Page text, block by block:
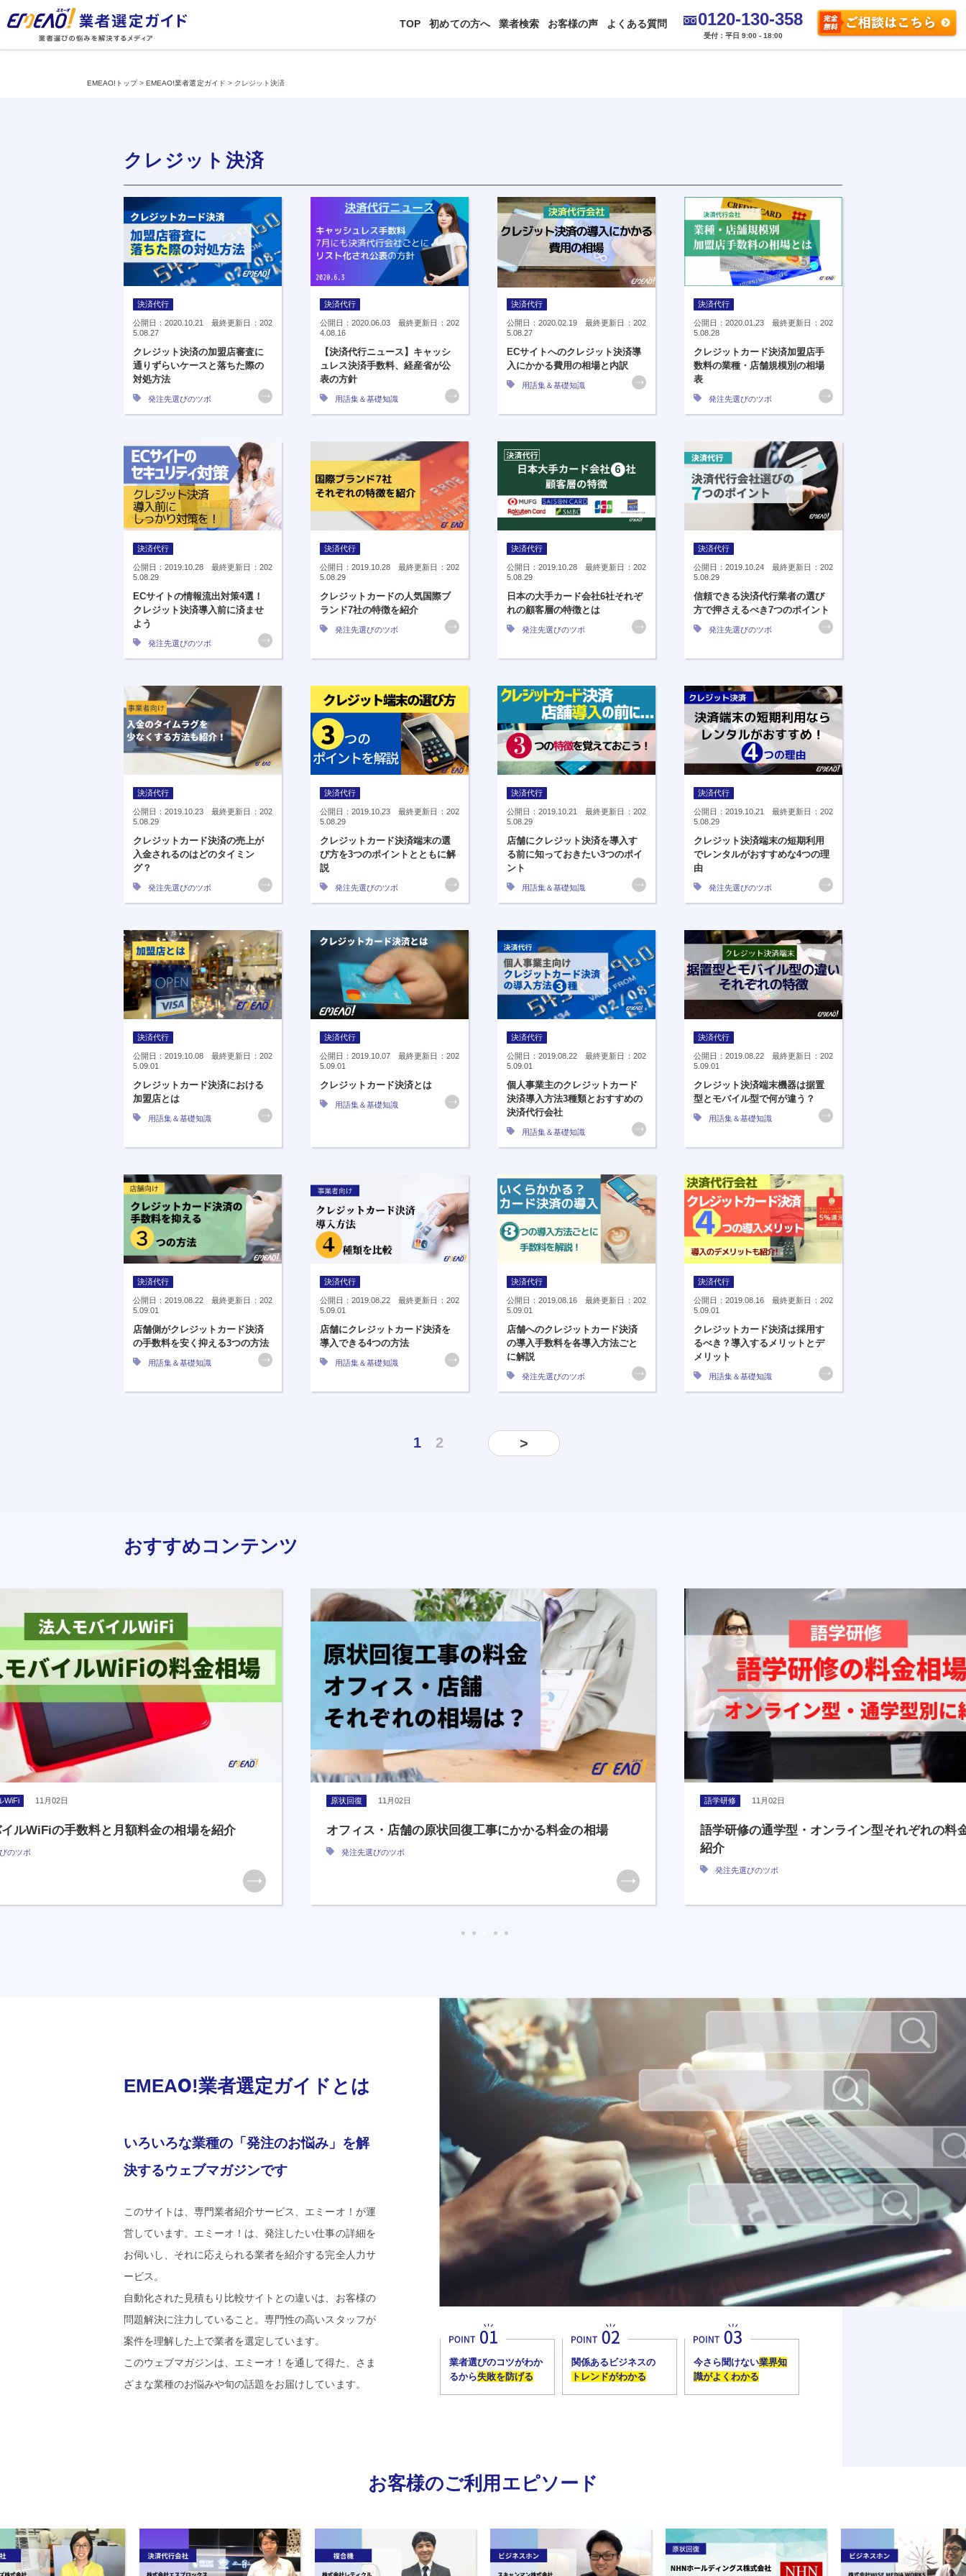
TOP 初めての方へ 業者検索 お客様の声 よくある質問 0120-130-358
受付：平日 9:00 - 18:00
EMEAO!トップ >EMEAO!業者選定ガイド > クレジット決済
クレジット決済
決済代行
公開日：2020.10.21 最終更新日：202
5.08.27
クレジット決済の加盟店審査に
通りずらいケースと落ちた際の
対処方法
発注先選びのツボ
決済代行
公開日：2020.06.03 最終更新日：202
4.08.16
【決済代行ニュース】キャッシ
ュレス決済手数料、経産省が公
表の方針
用語集＆基礎知識
決済代行
公開日：2020.02.19 最終更新日：202
5.08.27
ECサイトへのクレジット決済導
入にかかる費用の相場と内訳
用語集＆基礎知識
決済代行
公開日：2020.01.23 最終更新日：202
5.08.28
クレジットカード決済加盟店手
数料の業種・店舗規模別の相場
表
発注先選びのツボ
決済代行
公開日：2019.10.28 最終更新日：202
5.08.29
ECサイトの情報流出対策4選！
クレジット決済導入前に済ませ
よう
発注先選びのツボ
決済代行
公開日：2019.10.28 最終更新日：202
5.08.29
クレジットカードの人気国際ブ
ランド7社の特徴を紹介
発注先選びのツボ
決済代行
公開日：2019.10.28 最終更新日：202
5.08.29
日本の大手カード会社6社それぞ
れの顧客層の特徴とは
発注先選びのツボ
決済代行
公開日：2019.10.24 最終更新日：202
5.08.29
信頼できる決済代行業者の選び
方で押さえるべき7つのポイント
発注先選びのツボ
決済代行
公開日：2019.10.23 最終更新日：202
5.08.29
クレジットカード決済の売上が
入金されるのはどのタイミン
グ？
発注先選びのツボ
決済代行
公開日：2019.10.23 最終更新日：202
5.08.29
クレジットカード決済端末の選
び方を3つのポイントとともに解
説
発注先選びのツボ
決済代行
公開日：2019.10.21 最終更新日：202
5.08.29
店舗にクレジット決済を導入す
る前に知っておきたい3つのポイ
ント
用語集＆基礎知識
決済代行
公開日：2019.10.21 最終更新日：202
5.08.29
クレジット決済端末の短期利用
でレンタルがおすすめな4つの理
由
発注先選びのツボ
決済代行
公開日：2019.10.08 最終更新日：202
5.09.01
クレジットカード決済における
加盟店とは
用語集＆基礎知識
決済代行
公開日：2019.10.07 最終更新日：202
5.09.01
クレジットカード決済とは
用語集＆基礎知識
決済代行
公開日：2019.08.22 最終更新日：202
5.09.01
個人事業主のクレジットカード
決済導入方法3種類とおすすめの
決済代行会社
用語集＆基礎知識
決済代行
公開日：2019.08.22 最終更新日：202
5.09.01
クレジット決済端末機器は据置
型とモバイル型で何が違う？
用語集＆基礎知識
決済代行
公開日：2019.08.22 最終更新日：202
5.09.01
店舗側がクレジットカード決済
の手数料を安く抑える3つの方法
用語集＆基礎知識
決済代行
公開日：2019.08.22 最終更新日：202
5.09.01
店舗にクレジットカード決済を
導入できる4つの方法
用語集＆基礎知識
決済代行
公開日：2019.08.16 最終更新日：202
5.09.01
店舗へのクレジットカード決済
の導入手数料を各導入方法ごと
に解説
発注先選びのツボ
決済代行
公開日：2019.08.16 最終更新日：202
5.09.01
クレジットカード決済は採用す
るべき？導入するメリットとデ
メリット
用語集＆基礎知識
1 2 >
おすすめコンテンツ
WiFi 11月02日
ルWiFiの手数料と月額料金の相場を紹介
のツボ
原状回復 11月02日
オフィス・店舗の原状回復工事にかかる料金の相場
発注先選びのツボ
語学研修 11月02日
語学研修の通学型・オンライン型それぞれの料
紹介
発注先選びのツボ
EMEAO!業者選定ガイドとは
いろいろな業種の「発注のお悩み」を解
決するウェブマガジンです
このサイトは、専門業者紹介サービス、エミーオ！が運
営しています。エミーオ！は、発注したい仕事の詳細を
お伺いし、それに応えられる業者を紹介する完全人力サ
ービス。
自動化された見積もり比較サイトとの違いは、お客様の
問題解決に注力していること。専門性の高いスタッフが
案件を理解した上で業者を選定しています。
このウェブマガジンは、エミーオ！を通して得た、さま
ざまな業種のお悩みや旬の話題をお届けしています。
業者選びのコツがわか
るから失敗を防げる
関係あるビジネスの
トレンドがわかる
今さら聞けない業界知
識がよくわかる
お客様のご利用エピソード